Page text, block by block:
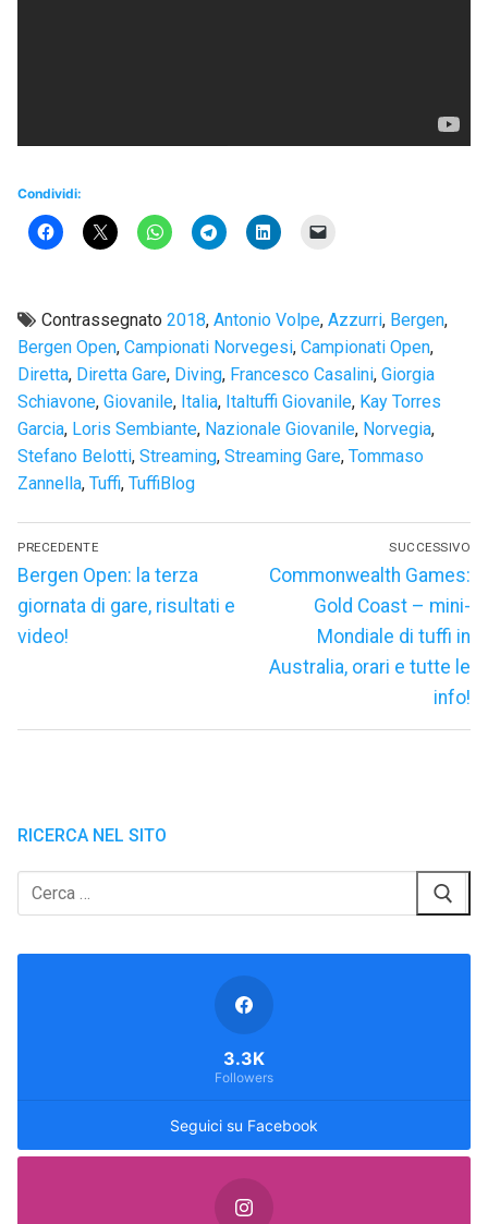
Condividi:
Contrassegnato 2018, Antonio Volpe, Azzurri, Bergen,
Bergen Open, Campionati Norvegesi, Campionati Open,
Diretta, Diretta Gare, Diving, Francesco Casalini, Giorgia
Schiavone, Giovanile, Italia, Italtuffi Giovanile, Kay Torres
Garcia, Loris Sembiante, Nazionale Giovanile, Norvegia,
Stefano Belotti, Streaming, Streaming Gare, Tommaso
Zannella, Tuffi, TuffiBlog
Navigazione
articoli
PRECEDENTE
Articolo
precedente:
Bergen Open: la terza
giornata di gare, risultati e
video!
SUCCESSIVO
Articolo
successivo:
Commonwealth Games:
Gold Coast – mini-
Mondiale di tuffi in
Australia, orari e tutte le
info!
RICERCA NEL SITO
Cerca:
Seguici su Facebook
3.3K
Followers